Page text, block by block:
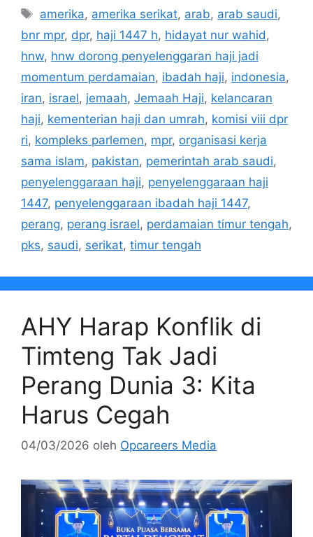
Tag
amerika, amerika serikat, arab, arab saudi,
bnr mpr, dpr, haji 1447 h, hidayat nur wahid ,
hnw, hnw dorong penyelenggaran haji jadi
momentum perdamaian, ibadah haji, indonesia,
iran, israel, jemaah, Jemaah Haji, kelancaran
haji, kementerian haji dan umrah, komisi viii dpr
ri, kompleks parlemen, mpr, organisasi kerja
sama islam, pakistan, pemerintah arab saudi,
penyelenggaraan haji, penyelenggaraan haji
1447, penyelenggaraan ibadah haji 1447,
perang, perang israel, perdamaian timur tengah,
pks, saudi, serikat, timur tengah
AHY Harap Konflik di
Timteng Tak Jadi
Perang Dunia 3: Kita
Harus Cegah
04/03/2026 oleh Opcareers Media